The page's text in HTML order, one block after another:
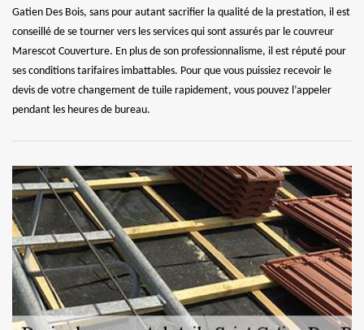
Gatien Des Bois, sans pour autant sacrifier la qualité de la prestation, il est
conseillé de se tourner vers les services qui sont assurés par le couvreur
Marescot Couverture. En plus de son professionnalisme, il est réputé pour
ses conditions tarifaires imbattables. Pour que vous puissiez recevoir le
devis de votre changement de tuile rapidement, vous pouvez l’appeler
pendant les heures de bureau.